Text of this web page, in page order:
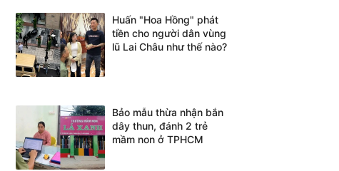
Huấn "Hoa Hồng" phát
tiền cho người dân vùng
lũ Lai Châu như thế nào?
Bảo mẫu thừa nhận bắn
dây thun, đánh 2 trẻ
mầm non ở TPHCM